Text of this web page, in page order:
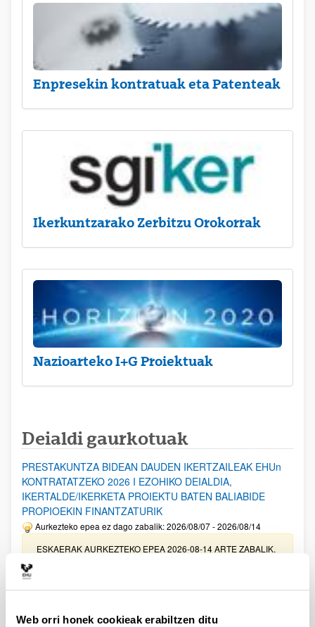
Web orri honek cookieak erabiltzen ditu
Enpresekin kontratuak eta Patenteak
Ikerkuntzarako Zerbitzu Orokorrak
Nazioarteko I+G Proiektuak
Deialdi gaurkotuak
PRESTAKUNTZA BIDEAN DAUDEN IKERTZAILEAK EHUn
KONTRATATZEKO 2026 I EZOHIKO DEIALDIA,
IKERTALDE/IKERKETA PROIEKTU BATEN BALIABIDE
PROPIOEKIN FINANTZATURIK
Aurkezteko epea ez dago zabalik: 2026/08/07 - 2026/08/14
ESKAERAK AURKEZTEKO EPEA 2026-08-14 ARTE ZABALIK.
UPV/EHUn Azpiegitura Zientifikoa eta Funts Bibliografikoak